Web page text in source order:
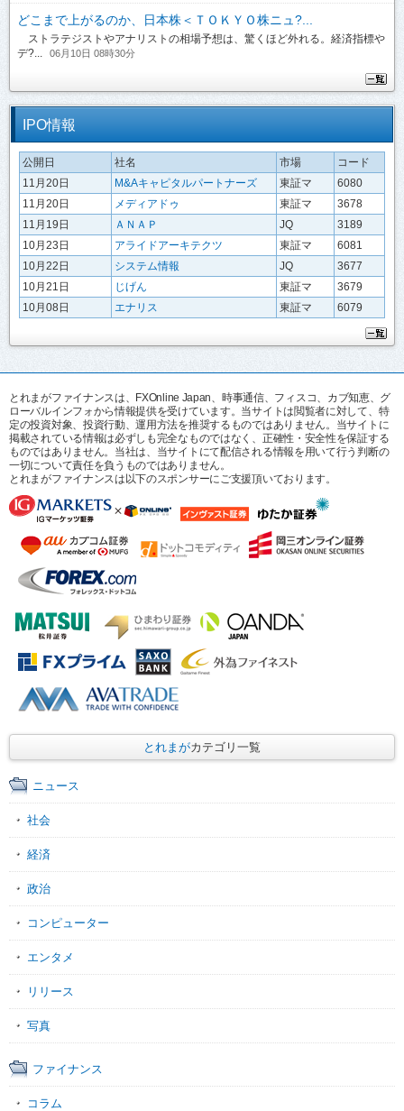
どこまで上がるのか、日本株＜ＴＯＫＹＯ株ニュ?...
ストラテジストやアナリストの相場予想は、驚くほど外れる。経済指標や
デ?...
06月10日 08時30分
IPO情報
公開日 社名 市場
コード
11月20日
M&Aキャピタルパートナーズ 東証マ
6080
11月20日
メディアドゥ 東証マ
3678
11月19日
ＡＮＡＰ JQ
3189
10月23日
アライドアーキテクツ 東証マ
6081
10月22日
システム情報 JQ
3677
10月21日
じげん 東証マ
3679
10月08日
エナリス 東証マ 6079
とれまがファイナンスは、FXOnline Japan、時事通信、フィスコ、カブ知恵、グ
ローバルインフォから情報提供を受けています。当サイトは閲覧者に対して、特
定の投資対象、投資行動、運用方法を推奨するものではありません。当サイトに
掲載されている情報は必ずしも完全なものではなく、正確性・安全性を保証する
ものではありません。当社は、当サイトにて配信される情報を用いて行う判断の
一切について責任を負うものではありません。
とれまがファイナンスは以下のスポンサーにご支援頂いております。
とれまがカテゴリ一覧
ニュース
社会
経済
政治
コンピューター
エンタメ
リリース
写真
ファイナンス
コラム